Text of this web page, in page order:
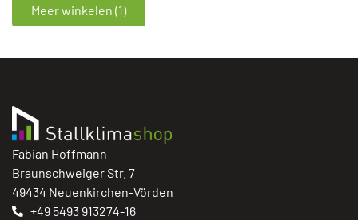
Meer winkelen (1)
Fabian Hoffmann
Braunschweiger Str. 7
49434 Neuenkirchen-Vörden
+49 5493 913274-16